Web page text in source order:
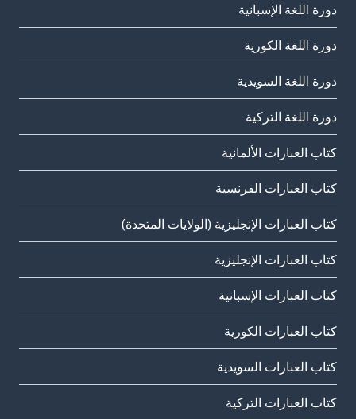
دورة اللغة الإسبانية
دورة اللغة الكورية
دورة اللغة السويدية
دورة اللغة التركية
كتاب العبارات الألمانية
كتاب العبارات الفرنسية
كتاب العبارات الإنجليزية (الولايات المتحدة)
كتاب العبارات الإنجليزية
كتاب العبارات الإسبانية
كتاب العبارات الكورية
كتاب العبارات السويدية
كتاب العبارات التركية